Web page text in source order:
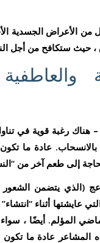
من الأعراض الجسدية
حيث ستكافح من أجل
هناك رغبة قوية في
عادة ما
إلى طعم آخر من
(الذي يتضمن الشعور
عايشتها أثناء
المؤلم. أيضًا ،
المشاعر عادة ما تكون